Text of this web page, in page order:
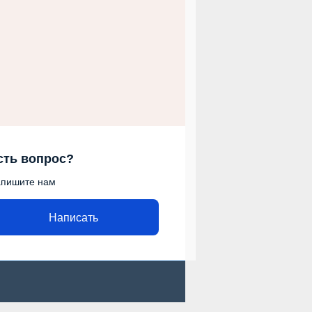
вопрос?
нам
Написать